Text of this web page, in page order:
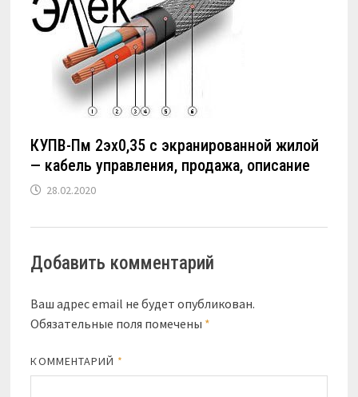
КУПВ-Пм 2эх0,35 с экранированной жилой
— кабель управления, продажа, описание
28.02.2020
Добавить комментарий
Ваш адрес email не будет опубликован.
Обязательные поля помечены *
КОММЕНТАРИЙ *